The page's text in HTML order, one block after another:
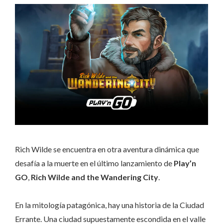
Rich Wilde se encuentra en otra aventura dinámica que
desafía a la muerte en el último lanzamiento de Play’n
GO Rich Wilde and the Wandering City
En la mitología patagónica, hay una historia de la Ciudad
Errante. Una ciudad supuestamente escondida en el valle